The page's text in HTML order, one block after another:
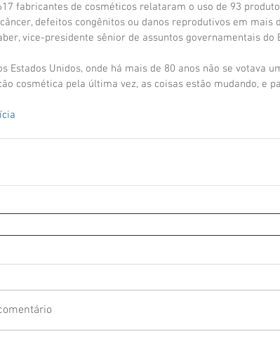
fabricantes de cosméticos relataram o uso de 93
defeitos congênitos ou danos reprodutivos em mais
vice-presidente sênior de assuntos governamentais do
Estados Unidos, onde há mais de 80 anos não se votava
cosmética pela última vez, as coisas estão mudando, e